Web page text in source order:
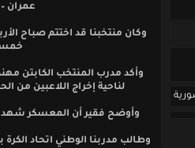
عمران
وكان منتخبنا قد اختتم صباح
وأكد مدرب المنتخب الكابتن
لناحية إخراج اللاعبين من
وأوضح فقير أن المعسكر شهد
وطالب مدربنا الوطني اتحاد